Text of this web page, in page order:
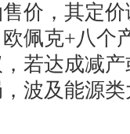
价，其定
佩克+八个
若达成减
波及能源